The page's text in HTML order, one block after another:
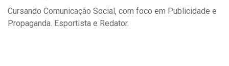
Cursando Comunicação Social, com foco em Publicidade e
Propaganda. Esportista e Redator.